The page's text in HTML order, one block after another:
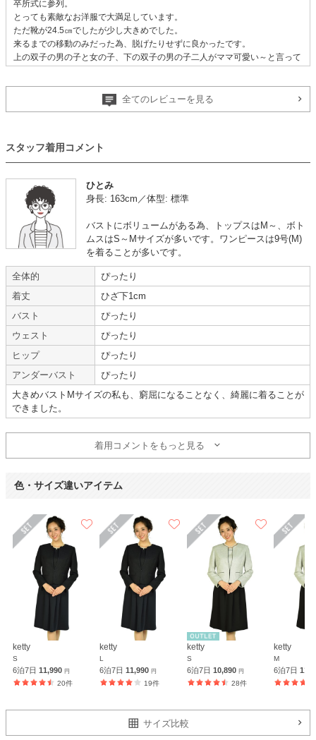
卒所式に参列。
とっても素敵なお洋服で大満足しています。
ただ靴が24.5㎝でしたが少し大きめでした。
来るまでの移動のみだった為、脱げたりせずに良かったです。
上の双子の男の子と女の子、下の双子の男の子二人がママ可愛い～と言って
お洋服は品があり、とってもよかったです!
何回か利用させていただいています。
今回は前回レンタルさせていただいたお洋服が無かった為、今回初のスカー
スタッフの方々には前回もいろいろと相談に乗っていただき、みなさん丁寧
に対応してくださり、毎回安心してレンタルできます。
ありがとうございます。
【一緒に注文した商品】
ソワール
上品なドレス
年齢 :
50代以降
身長 :150〜154cm
体重 :45～49kg
体型 : 標準
丈 : ひざより少し下
使用シーン : 七五三・お宮参り
最初、口コミを見て、同じくらいの身長・体重の方と同じサイズを注文した
が、Sサイズは肩まわりと腰まわりがきつく、動きにくかったため、Mサイ
早めの到着を希望していたので、変更しても十分に間に合って良かった。
サイズは、メジャーを使ってきちんと計測せず、手持ちの服を見て決めてし
まったのが失敗だった。
ドレスは上品で状態も良く、また利用したいと思う。
【一緒に注文した商品】
INDIVI
すごく良かったです
【L00092 】を使用
身長 :160〜164cm
サイズ :
丈 : ひざ丈
全てのレビューを見る
スタッフ着用コメント
ひとみ
身長: 163cm／体型: 標準
バストにボリュームがある為、トップスはM～、ボト
ムスはS～Mサイズが多いです。ワンピースは9号(M)
を着ることが多いです。
全体的
ぴったり
着丈
ひざ下1cm
バスト
ぴったり
ウェスト
ぴったり
ヒップ
ぴったり
アンダーバスト
ぴったり
大きめバストMサイズの私も、窮屈になることなく、綺麗に着ることが
できました。
着用コメントをもっと見る
色・サイズ違いアイテム
ketty
S
6泊7日 11,990 円
20件
ketty
L
6泊7日11,990円
19件
ketty
S
6泊7日 10,890 円
28件
ketty
M
6泊7日
サイズ比較